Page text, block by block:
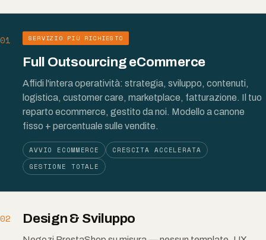
01 SERVIZIO PIÙ RICHIESTO
Full Outsourcing eCommerce
Affidi l'intera operatività: strategia, sviluppo, contenuti,
logistica, customer care, marketplace, fatturazione. Il tuo
reparto ecommerce, gestito da noi. Modello a canone
fisso + percentuale sulle vendite.
AVVIO ECOMMERCE
CRESCITA ACCELERATA
GESTIONE TOTALE
02 Design & Sviluppo